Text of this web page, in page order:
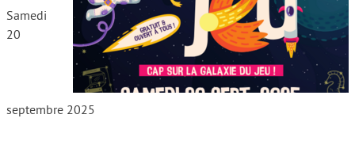
Samedi
20
septembre 2025